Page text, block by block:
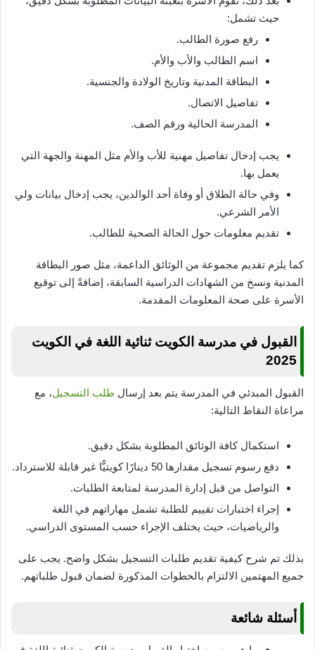
حيث تشمل:
رفع صورة الطالب.
اسم الطالب والأب والأم.
البطاقة المدنية وتاريخ الولادة والجنسية.
تفاصيل الاتصال.
المدرسة الحالية ورقم الصف.
يجب إدخال تفاصيل مهنية للأب والأم مثل المهنة والجهة التي
يعمل بها.
وفي حالة الطلاق أو وفاة أحد الوالدين، يجب إدخال بيانات ولي
الأمر الشرعي.
تقديم معلومات حول الحالة الصحية للطالب.
كما يلزم تقديم مجموعة من الوثائق الداعمة، مثل صور البطاقة
المدنية ونسخ من الشهادات الدراسية السابقة، إضافةً إلى توقيع
الأسرة على صحة المعلومات المقدمة.
القبول في مدرسة الكويت ثنائية اللغة في الكويت
2025
القبول المبدئي في المدرسة يتم بعد إرسال طلب التسجيل، مع
مراعاة النقاط التالية:
استكمال كافة الوثائق المطلوبة بشكل دقيق.
دفع رسوم تسجيل مقدارها 50 دينارًا كويتيًّا غير قابلة للاسترداد.
التواصل من قبل إدارة المدرسة لمتابعة الطلبات.
إجراء اختبارات تقييم للطلبة تشمل مهاراتهم في اللغة
والرياضيات، حيث يختلف الإجراء حسب المستوى الدراسي.
بذلك تم شرح كيفية تقديم طلبات التسجيل بشكل واضح. يجب على
جميع المهتمين الالتزام بالخطوات المذكورة لضمان قبول طلباتهم.
أسئلة شائعة